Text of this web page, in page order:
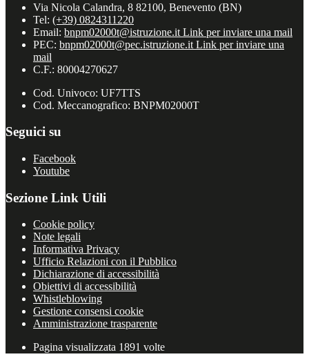
Via Nicola Calandra, 8 82100, Benevento (BN)
Tel: (+39) 0824311220
Email: bnpm02000t@istruzione.it Link per inviare una mail
PEC: bnpm02000t@pec.istruzione.it Link per inviare una
mail
C.F.: 80004270627
Cod. Univoco: UF7TTS
Cod. Meccanografico: BNPM02000T
Seguici su
Facebook
Youtube
Sezione Link Utili
Cookie policy
Note legali
Informativa Privacy
Ufficio Relazioni con il Pubblico
Dichiarazione di accessibilità
Obiettivi di accessibilità
Whistleblowing
Gestione consensi cookie
Amministrazione trasparente
Pagina visualizzata 1891 volte